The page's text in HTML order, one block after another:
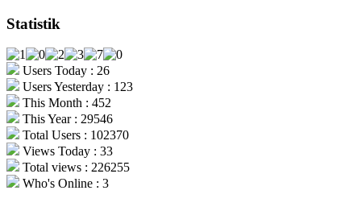
Statistik
Users Today : 26
Users Yesterday : 123
This Month : 452
This Year : 29546
Total Users : 102370
Views Today : 33
Total views : 226255
Who's Online : 3